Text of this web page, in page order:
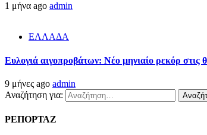
1 μήνα ago admin
ΕΛΛΑΔΑ
Ευλογιά αιγοπροβάτων: Νέο μηνιαίο ρεκόρ
9 μήνες ago admin
Αναζήτηση για:
ΡΕΠΟΡΤΑΖ